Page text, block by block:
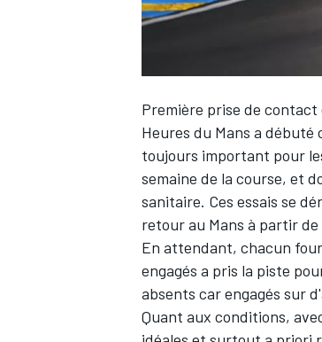
WEC
Première prise de
Heures du Mans a
toujours important pour
semaine de la course, et
sanitaire. Ces essais se
retour au Mans à partir
En attendant, chacun
engagés a pris la piste
absents car engagés sur
Quant aux conditions,